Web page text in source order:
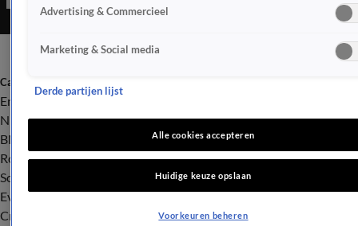
Categorieën
Entertainment
Nieuws
BN'ers
Royalty
Songfestival
Evenementen
Crime
Advertising & Commercieel
Marketing & Social media
Derde partijen lijst
Alle cookies accepteren
Huidige keuze opslaan
Voorkeuren beheren